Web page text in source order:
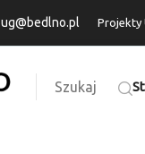
ug@bedlno.pl Projekty
Szukaj